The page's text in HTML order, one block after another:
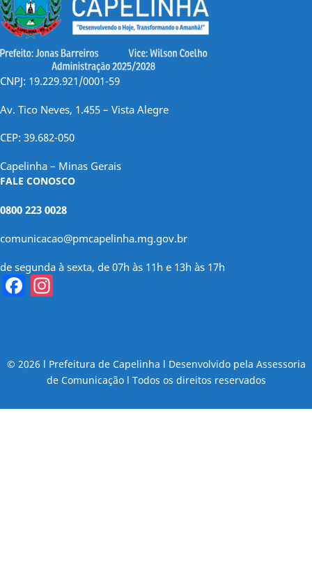
CNPJ: 19.229.921/0001-59
Av. Tico Neves, 1.455 – Vista Alegre
CEP: 39.682-050
Capelinha – Minas Gerais
FALE CONOSCO
0800 223 0028
comunicacao@pmcapelinha.mg.gov.br
de segunda à sexta, de 07h às 11h e 13h às 17h
Facebook
© 2026 l Prefeitura de Capelinha l Desenvolvido pela Assessoria
de Comunicação l Todos os direitos reservados